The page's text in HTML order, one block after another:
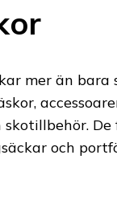
mer än bara
och